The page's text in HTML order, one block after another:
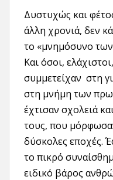
Δυστυχώς και
άλλη χρονιά, δεν
το «μνημόσυνο
Και όσοι,
συμμετείχαν στη
στη μνήμη των
έχτισαν σχολειά
τους, που
δύσκολες εποχές.
το πικρό
ειδικό βάρος